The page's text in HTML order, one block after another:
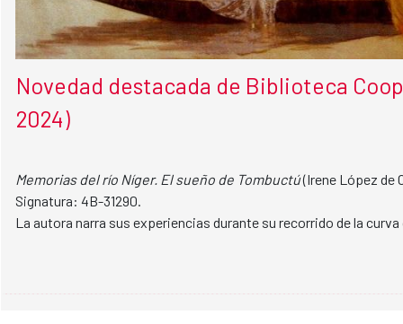
Novedad destacada de Biblioteca
2024)
Memorias del río Níger. El sueño de Tombuctú(Irene López de
Signatura: 4B-31290.
La autora narra sus experiencias durante su recorrido de la curva